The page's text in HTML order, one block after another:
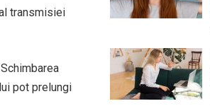
transmisiei
pot prelungi